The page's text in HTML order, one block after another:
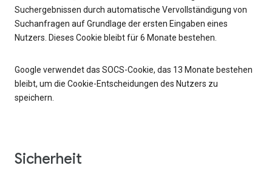
Suchergebnissen durch automatische Vervollständigung von
Suchanfragen auf Grundlage der ersten Eingaben eines
Nutzers. Dieses Cookie bleibt für 6 Monate bestehen.
Google verwendet das SOCS-Cookie, das 13 Monate bestehen
bleibt, um die Cookie-Entscheidungen des Nutzers zu
speichern.
Sicherheit